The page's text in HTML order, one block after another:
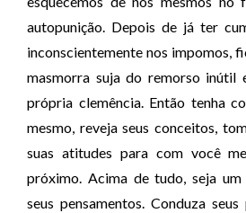
autopunição. Depois de já ter
inconscientemente nos impomos,
masmorra suja do remorso inútil
própria clemência. Então tenha
mesmo, reveja seus conceitos,
suas atitudes para com você
próximo. Acima de tudo, seja
seus pensamentos. Conduza